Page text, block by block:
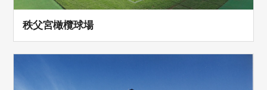
秩父宮橄欖球場